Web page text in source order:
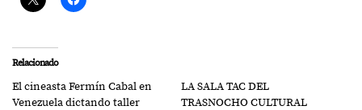
Relacionado
El cineasta Fermín Cabal en
Venezuela dictando taller
LA SALA TAC DEL
TRASNOCHO CULTURAL